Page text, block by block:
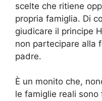
scelte che ritiene
propria famiglia. Di
giudicare il principe
non partecipare alla
padre.
È un monito che,
le famiglie reali